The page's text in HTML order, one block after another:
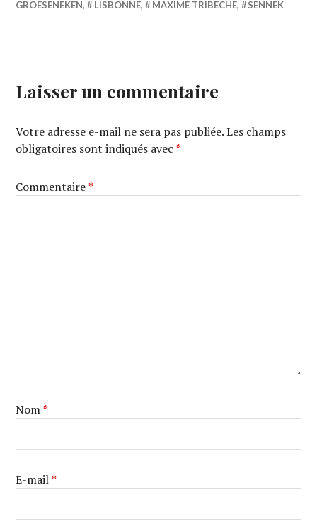
GROESENEKEN, LISBONNE, MAXIME TRIBECHE, SENNEK
Laisser un commentaire
Votre adresse e-mail ne sera pas publiée. Les champs
obligatoires sont indiqués avec*
Commentaire*
Nom*
E-mail*